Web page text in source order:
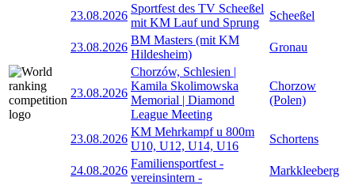
23.08.2026
Sportfest des TV Scheeßel
mit KM Lauf und Sprung
Scheeßel
23.08.2026
BM Masters (mit KM
Hildesheim)
Gronau
23.08.2026
Chorzów, Schlesien |
Kamila Skolimowska
Memorial | Diamond
League Meeting
Chorzow
(Polen)
23.08.2026
KM Mehrkampf u 800m
U10, U12, U14, U16
Schortens
24.08.2026
Familiensportfest -
vereinsintern -
Markkleeberg